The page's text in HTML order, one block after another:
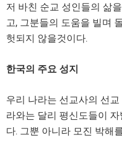
저 바친 순교 성인들의 삶
고, 그분들의 도움을 빌며
헛되지 않을것이다.
한국의 주요 성지
우리 나라는 선교사의 선
라와는 달리 평신도들이
다. 그뿐 아니라 모진 박해